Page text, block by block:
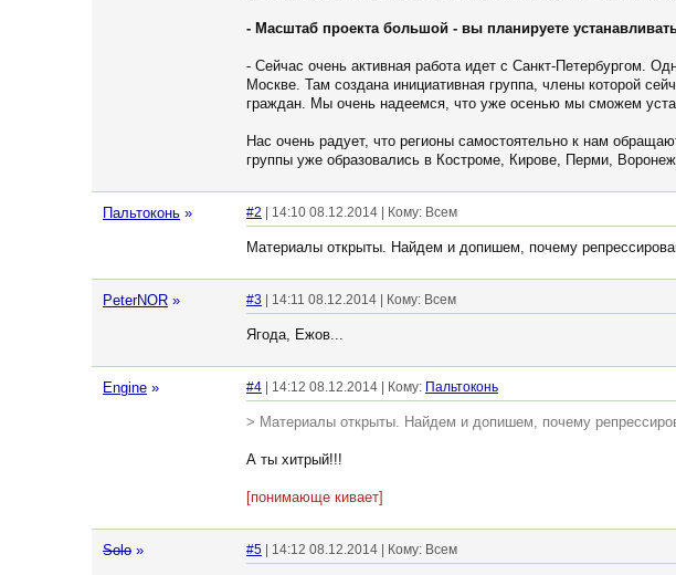
- Масштаб проекта большой - вы планируете
- Сейчас очень активная работа идет с Санкт-Петербургом.
Москве. Там создана инициативная группа, члены которой
граждан. Мы очень надеемся, что уже осенью мы сможем
Нас очень радует, что регионы самостоятельно к нам
группы уже образовались в Костроме, Кирове, Перми,
Пальтоконь » #2 | 14:10 08.12.2014 | Кому: Всем
Материалы открыты. Найдем и допишем, почему
PeterNOR » #3 | 14:11 08.12.2014 | Кому: Всем
Ягода, Ежов...
Engine » #4 | 14:12 08.12.2014 | Кому: Пальтоконь
> Материалы открыты. Найдем и допишем, почему
А ты хитрый!!!
[понимающе кивает]
Solo » #5 | 14:12 08.12.2014 | Кому: Всем